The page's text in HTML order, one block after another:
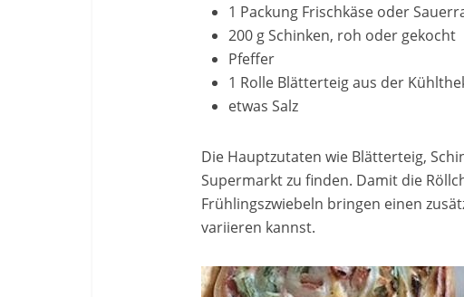
1 Packung Frischkäse oder
200 g Schinken, roh oder gekocht
Pfeffer
1 Rolle Blätterteig aus der
etwas Salz
Die Hauptzutaten wie Blätterteig,
Supermarkt zu finden. Damit die
Frühlingszwiebeln bringen einen
variieren kannst.